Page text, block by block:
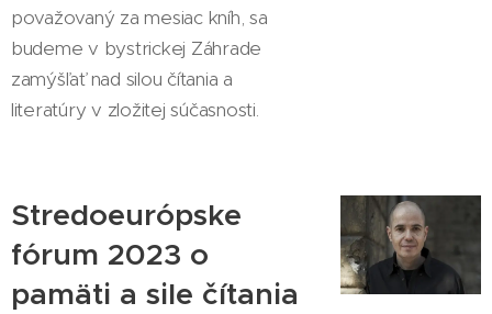
považovaný za mesiac kníh, sa
budeme v bystrickej Záhrade
zamýšľať nad silou čítania a
literatúry v zložitej súčasnosti.
Stredoeurópske
fórum 2023 o
pamäti a sile čítania